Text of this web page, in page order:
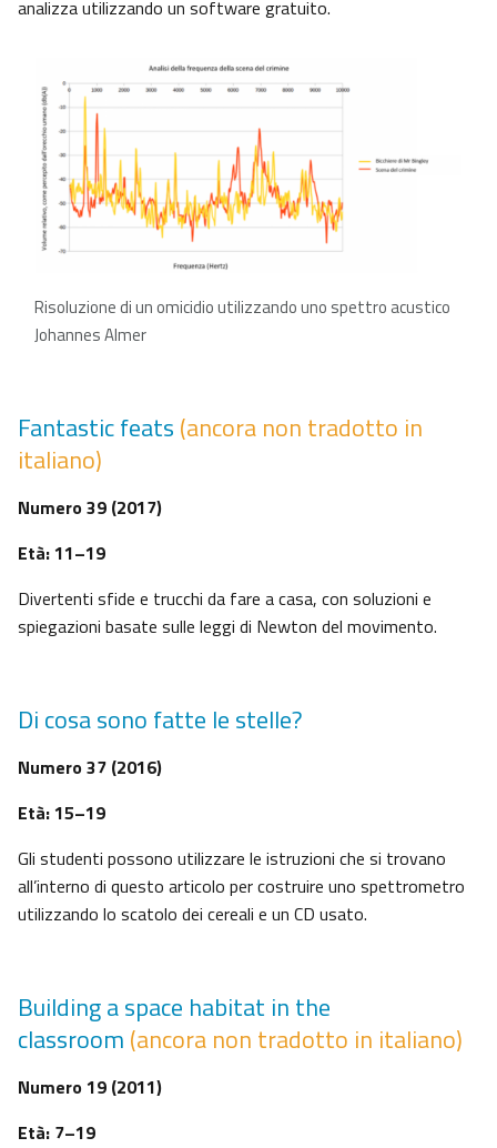
analizza utilizzando un software gratuito.
Risoluzione di un omicidio utilizzando uno spettro acustico
Johannes Almer
Fantastic feats (ancora non tradotto in
italiano)
Numero 39 (2017)
Età: 11–19
Divertenti sfide e trucchi da fare a casa, con soluzioni e
spiegazioni basate sulle leggi di Newton del movimento.
Di cosa sono fatte le stelle?
Numero 37 (2016)
Età: 15–19
Gli studenti possono utilizzare le istruzioni che si trovano
all’interno di questo articolo per costruire uno spettrometro
utilizzando lo scatolo dei cereali e un CD usato.
Building a space habitat in the
classroom (ancora non tradotto in italiano)
Numero 19 (2011)
Età: 7–19